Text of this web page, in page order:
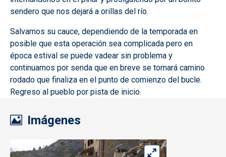
sendero que nos dejará a orillas del río.
Salvamos su cauce, dependiendo de la temporada en
posible que esta operación sea complicada pero en
época estival se puede vadear sin problema y
continuamos por senda que en breve se tornará camino
rodado que finaliza en el punto de comienzo del bucle.
Regreso al pueblo por pista de inicio.
Imágenes